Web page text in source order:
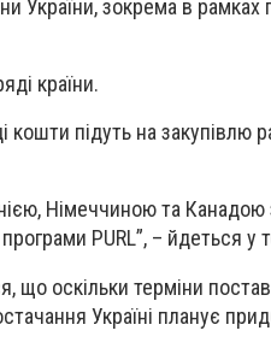
України, зокрема в рамках
країни.
кошти підуть на закупівлю
Німеччиною та
PURL”, – йдеться у
що оскільки терміни
Україні планує